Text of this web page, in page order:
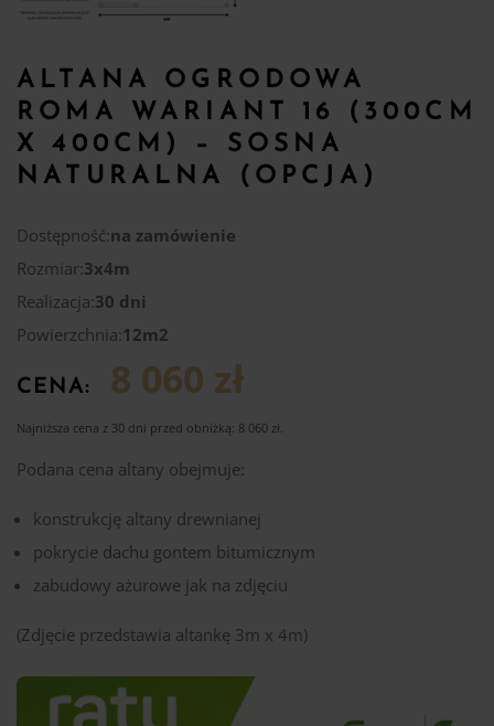
ALTANA OGRODOWA
ROMA WARIANT 16 (300CM
X 400CM) – SOSNA
NATURALNA (OPCJA)
Dostępność:na zamówienie
Rozmiar:3x4m
Realizacja:30 dni
Powierzchnia:12m2
CENA: 8 060 zł
Najniższa cena z 30 dni przed obniżką: 8 060 zł.
Podana cena altany obejmuje:
konstrukcję altany drewnianej
pokrycie dachu gontem bitumicznym
zabudowy ażurowe jak na zdjęciu
(Zdjęcie przedstawia altankę 3m x 4m)